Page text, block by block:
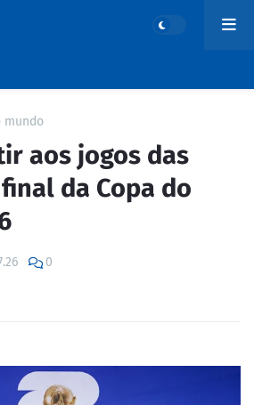
mundo
aos jogos das
da Copa do
0